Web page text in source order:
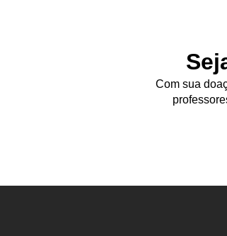
Com sua